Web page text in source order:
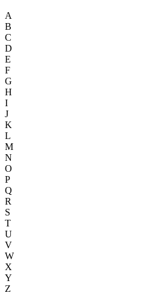
A
B
C
D
E
F
G
H
I
J
K
L
M
N
O
P
Q
R
S
T
U
V
W
X
Y
Z